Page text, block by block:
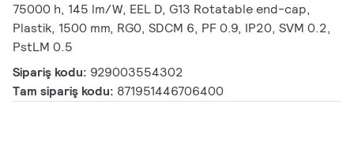
75000 h, 145 lm/W, EEL D, G13 Rotatable end-cap,
Plastik, 1500 mm, RG0, SDCM 6, PF 0.9, IP20, SVM 0.2,
PstLM 0.5
Sipariş kodu: 929003554302
Tam sipariş kodu: 871951446706400